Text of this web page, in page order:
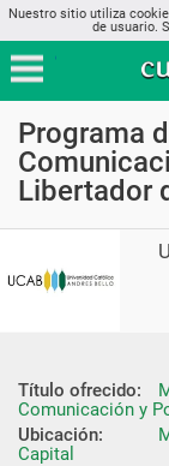
Nuestro sitio utiliza
de usuario.
Programa
Libertador
Título ofrecido:
Comunicación y
Ubicación:
Capital